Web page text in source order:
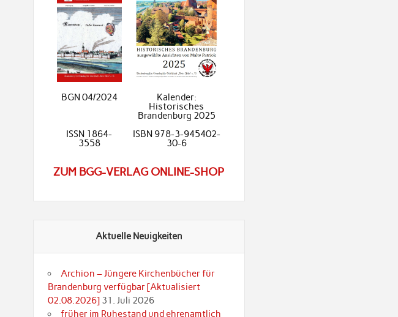
BGN 04/2024
Kalender:
Historisches
Brandenburg 2025
ISSN 1864-
3558
ISBN 978-3-945402-
30-6
ZUM BGG-VERLAG ONLINE-SHOP
Aktuelle Neuigkeiten
Archion – Jüngere Kirchenbücher für
Brandenburg verfügbar [Aktualisiert
02.08.2026] 31. Juli 2026
früher im Ruhestand und ehrenamtlich